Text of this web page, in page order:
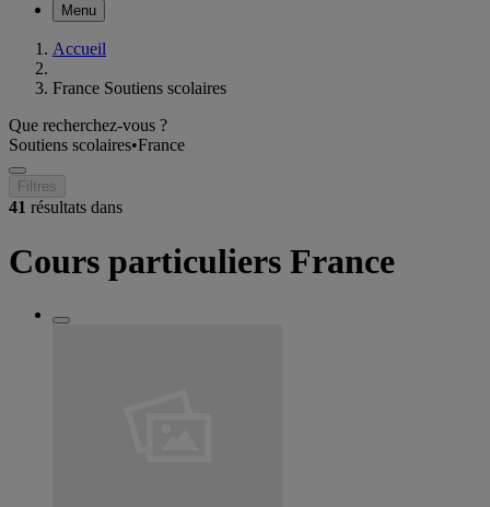
Menu
Accueil
France Soutiens scolaires
Que recherchez-vous ?
Soutiens scolaires•France
Filtres
41 résultats dans
Cours particuliers France